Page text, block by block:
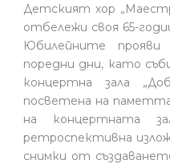
Детският хор
отбележи своя 65-
Юбилейните
поредни дни, като
концертна зала
посветена на
на концертната
ретроспективна
снимки от